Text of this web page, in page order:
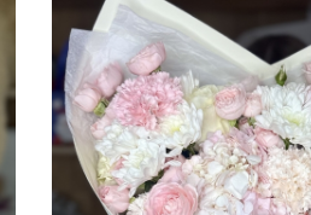
ГИПСОФИЛА 2Ш...